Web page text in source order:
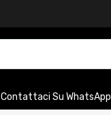
Contattaci Su WhatsApp